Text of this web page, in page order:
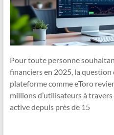
Pour toute personne
financiers en 2025, la question
plateforme comme eToro
millions d’utilisateurs à
active depuis près de 15